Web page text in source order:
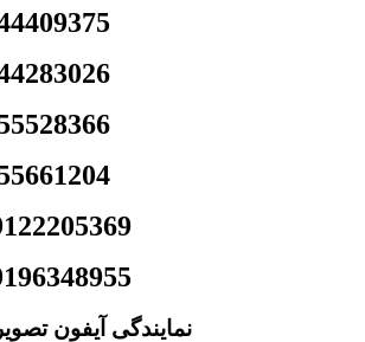
نمایندگی آیفون